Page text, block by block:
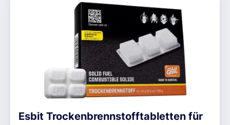
Esbit Trockenbrennstofftabletten für